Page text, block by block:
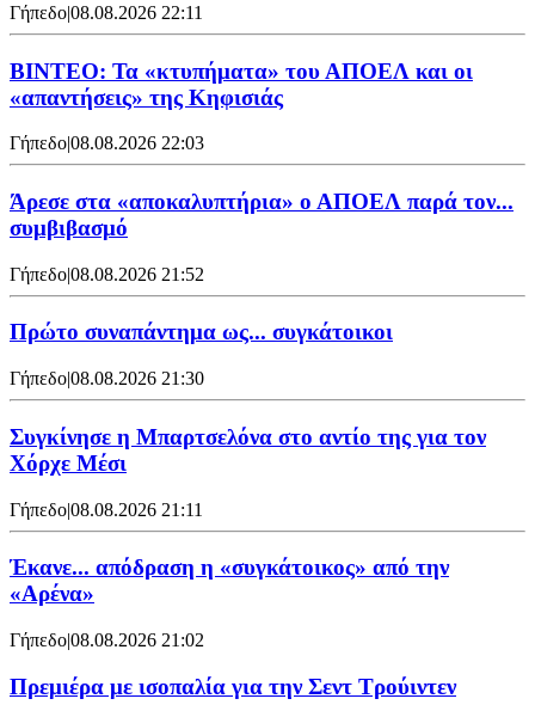
Γήπεδο|08.08.2026 22:11
ΒΙΝΤΕΟ: Τα «κτυπήματα» του ΑΠΟΕΛ και οι
«απαντήσεις» της Κηφισιάς
Γήπεδο|08.08.2026 22:03
Άρεσε στα «αποκαλυπτήρια» ο ΑΠΟΕΛ παρά τον...
συμβιβασμό
Γήπεδο|08.08.2026 21:52
Πρώτο συναπάντημα ως... συγκάτοικοι
Γήπεδο|08.08.2026 21:30
Συγκίνησε η Μπαρτσελόνα στο αντίο της για τον
Χόρχε Μέσι
Γήπεδο|08.08.2026 21:11
Έκανε... απόδραση η «συγκάτοικος» από την
«Αρένα»
Γήπεδο|08.08.2026 21:02
Πρεμιέρα με ισοπαλία για την Σεντ Τρούιντεν